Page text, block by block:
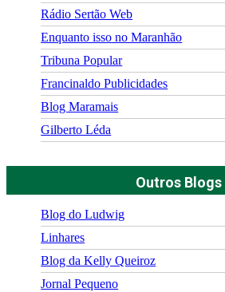
Rádio Sertão Web
Enquanto isso no Maranhão
Tribuna Popular
Francinaldo Publicidades
Blog Maramais
Gilberto Léda
Outros Blogs
Blog do Ludwig
Linhares
Blog da Kelly Queiroz
Jornal Pequeno